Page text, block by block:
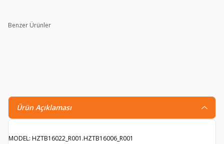
Benzer Ürünler
Ürün Açıklaması
MODEL: HZTB16022_R001.HZTB16006_R001